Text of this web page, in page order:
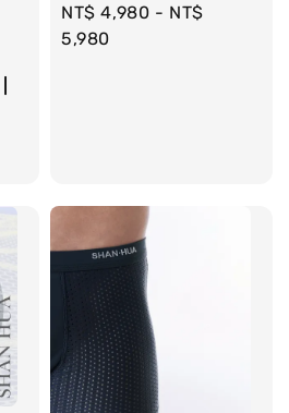
Regular
price
NT$ 4,980 - NT$
5,980